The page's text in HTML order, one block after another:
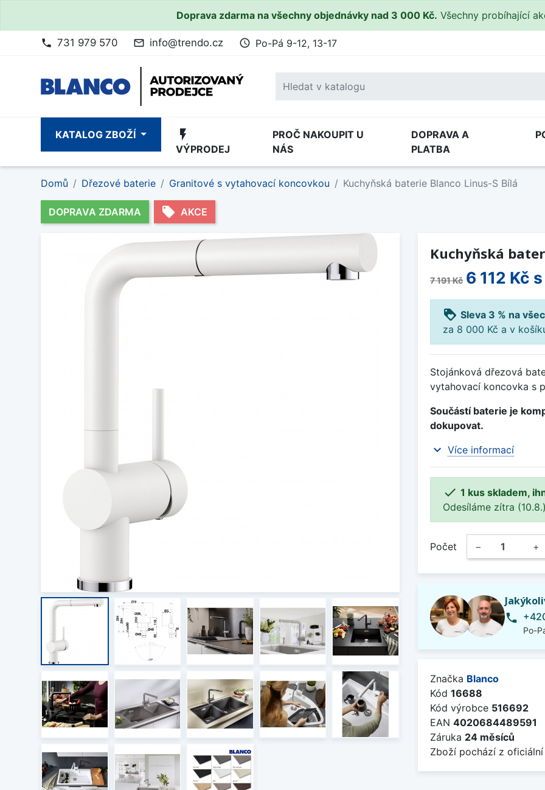
Doprava zdarma na všechny objednávky nad 3 000 Kč. Všechny probíhající
phone 731 979 570 mail_outline info@trendo.cz access_time Po-Pá 9-12, 13-17
KATALOG ZBOŽÍ flash_on
VÝPRODEJ
PROČ NAKOUPIT U
NÁS
DOPRAVA A
PLATBA
Domů Dřezové baterie Granitové s vytahovací koncovkou Kuchyňská baterie Blanco Linus-S Bílá
DOPRAVA ZDARMA local_offer AKCE
Kuchyňská
7 191 Kč 6 112 Kč
loyalty Sleva 3 % na
za 8 000 Kč a v
Stojánková dřezová
vytahovací koncovka s
Součástí baterie je
dokupovat.
expand_more Více informací
 1 kus skladem,
Odesíláme zítra
Počet − +
phone
Po-
Značka Blanco
Kód 16688
Kód výrobce 516692
EAN 4020684489591
Záruka 24 měsíců
Zboží pochází z